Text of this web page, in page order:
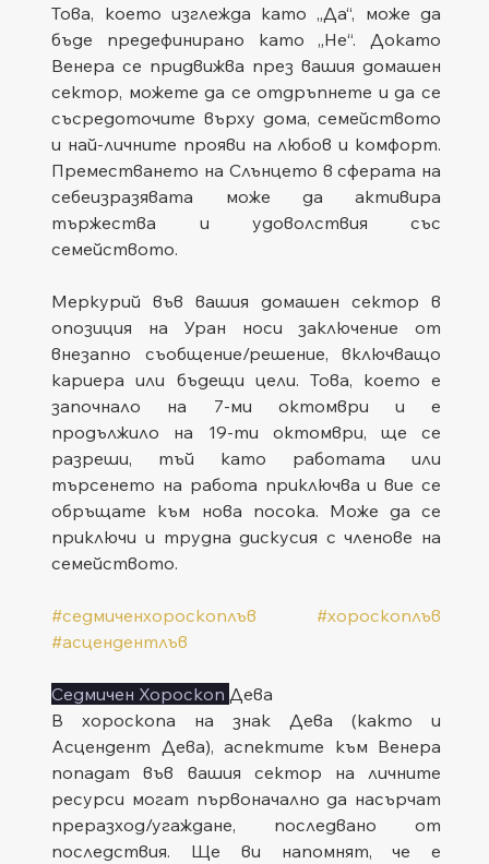
Това, което изглежда като „Да“, може да
бъде предефинирано като „Не“. Докато
Венера се придвижва през вашия домашен
сектор, можете да се отдръпнете и да се
съсредоточите върху дома, семейството
и най-личните прояви на любов и комфорт.
Преместването на Слънцето в сферата на
себеизразявата може да активира
тържества и удоволствия със
семейството.
Меркурий във вашия домашен сектор в
опозиция на Уран носи заключение от
внезапно съобщение/решение, включващо
кариера или бъдещи цели. Това, което е
започнало на 7-ми октомври и е
продължило на 19-ти октомври, ще се
разреши, тъй като работата или
търсенето на работа приключва и вие се
обръщате към нова посока. Може да се
приключи и трудна дискусия с членове на
семейството.
#седмиченхороскоплъв
#хороскоплъв
#асцендентлъв
Седмичен Хороскоп Дева
В хороскопа на знак Дева (както и
Асцендент Дева), аспектите към Венера
попадат във вашия сектор на личните
ресурси могат първоначално да насърчат
преразход/угаждане, последвано от
последствия. Ще ви напомнят, че е